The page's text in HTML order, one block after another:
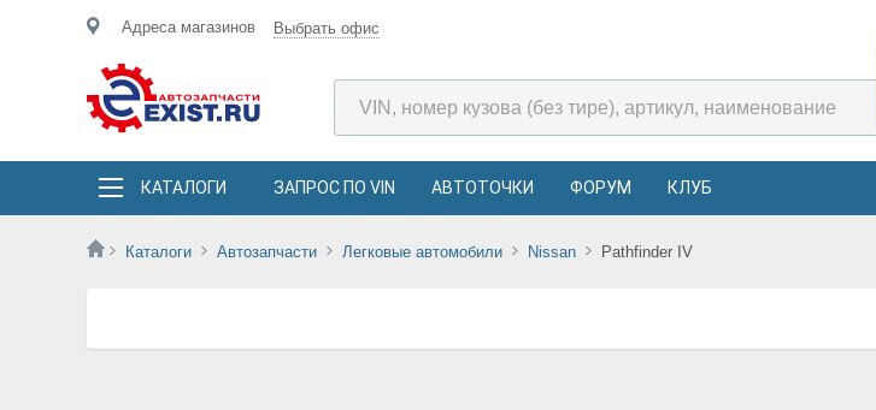
Адреса магазинов Выбрать офис
КАТАЛОГИ ЗАПРОС ПО VIN АВТОТОЧКИ ФОРУМ КЛУБ
Каталоги Автозапчасти Легковые автомобили Nissan Pathfinder IV